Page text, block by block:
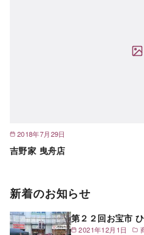
2018年7月29日
吉野家 曳舟店
新着のお知らせ
2021年12月1日
第２２回お宝市